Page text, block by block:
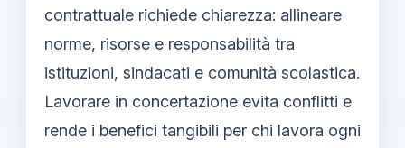
contrattuale richiede chiarezza: allineare
norme, risorse e responsabilità tra
istituzioni, sindacati e comunità scolastica.
Lavorare in concertazione evita conflitti e
rende i benefici tangibili per chi lavora ogni